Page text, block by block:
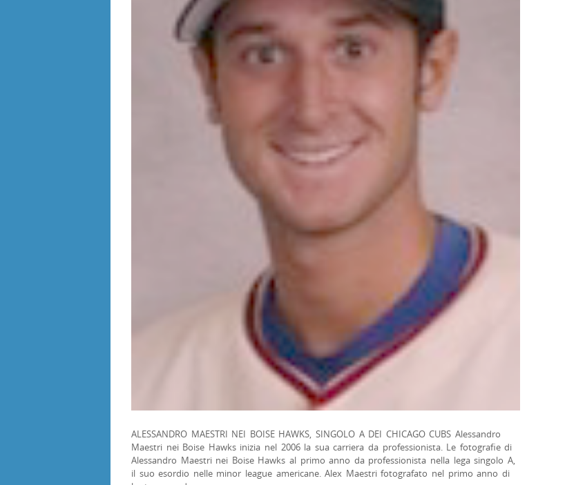
ALESSANDRO MAESTRI NEI BOISE HAWKS, SINGOLO A DEI CHICAGO CUBS Alessandro
Maestri nei Boise Hawks inizia nel 2006 la sua carriera da professionista. Le fotografie di
Alessandro Maestri nei Boise Hawks al primo anno da professionista nella lega singolo A,
il suo esordio nelle minor league americane. Alex Maestri fotografato nel primo anno di